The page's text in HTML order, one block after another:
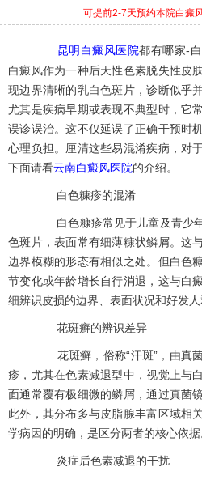
可提前2-7天预约本院白癜
昆明白癜风医院都有哪家-
白癜风作为一种后天性色素脱失性皮
现边界清晰的乳白色斑片，诊断似乎
尤其是疾病早期或表现不典型时，它
误诊误治。这不仅延误了正确干预时
心理负担。厘清这些易混淆疾病，对
下面请看云南白癜风医院的介绍。
白色糠疹的混淆
白色糠疹常见于儿童及青少
色斑片，表面常有细薄糠状鳞屑。这
边界模糊的形态有相似之处。但白色
节变化或年龄增长自行消退，这与白
细辨识皮损的边界、表面状况和好发人
花斑癣的辨识差异
花斑癣，俗称“汗斑”，由真
疹，尤其在色素减退型中，视觉上与
面通常覆有极细微的鳞屑，通过真菌
此外，其分布多与皮脂腺丰富区域相
学病因的明确，是区分两者的核心依据
炎症后色素减退的干扰